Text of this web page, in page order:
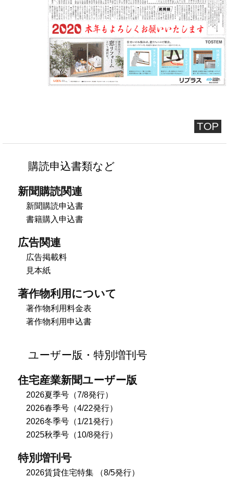
TOP
購読申込書類など
新聞購読関連
新聞購読申込書
書籍購入申込書
広告関連
広告掲載料
見本紙
著作物利用について
著作物利用料金表
著作物利用申込書
ユーザー版・特別増刊号
住宅産業新聞ユーザー版
2026夏季号（7/8発行）
2026春季号（4/22発行）
2026冬季号（1/21発行）
2025秋季号（10/8発行）
特別増刊号
2026賃貸住宅特集 （8/5発行）